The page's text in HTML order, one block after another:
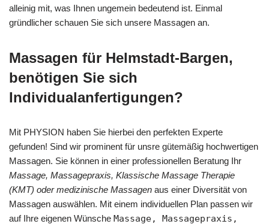
alleinig mit, was Ihnen ungemein bedeutend ist. Einmal
gründlicher schauen Sie sich unsere Massagen an.
Massagen für Helmstadt-Bargen,
benötigen Sie sich
Individualanfertigungen?
Mit PHYSION haben Sie hierbei den perfekten Experte
gefunden! Sind wir prominent für unsre gütemäßig hochwertigen
Massagen. Sie können in einer professionellen Beratung Ihr
Massage, Massagepraxis, Klassische Massage Therapie
(KMT) oder medizinische Massagen aus einer Diversität von
Massagen auswählen. Mit einem individuellen Plan passen wir
auf Ihre eigenen Wünsche Massage, Massagepraxis,